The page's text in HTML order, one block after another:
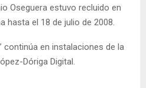
Oseguera estuvo recluido en
hasta el 18 de julio de 2008.
continúa en instalaciones de la
Dóriga Digital.